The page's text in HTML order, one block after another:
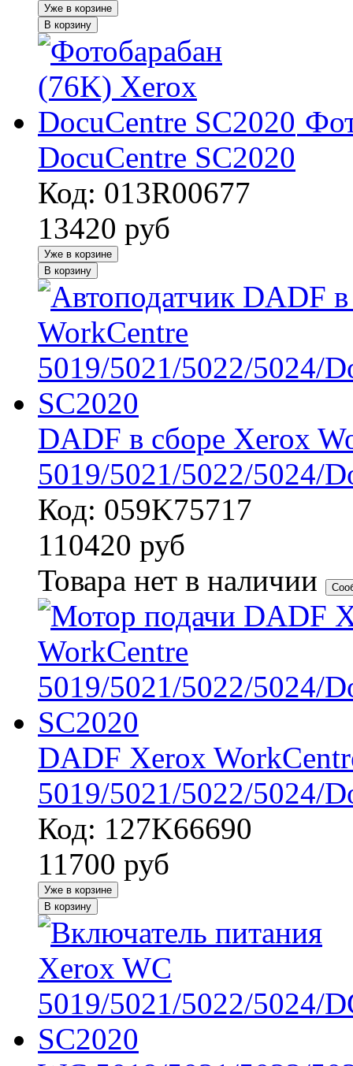
Уже в корзине
В корзину
DocuCentre SC2020
Код: 013R00677
13420 руб
Уже в корзине
В корзину
DADF в сборе Xerox
5019/5021/5022/5024/
Код: 059K75717
110420 руб
Товара нет в наличии
DADF Xerox
5019/5021/5022/5024/
Код: 127K66690
11700 руб
Уже в корзине
В корзину